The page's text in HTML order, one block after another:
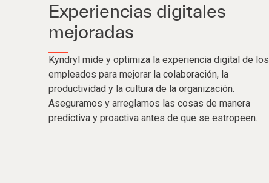
Experiencias digitales
mejoradas
Kyndryl mide y optimiza la experiencia digital de los
empleados para mejorar la colaboración, la
productividad y la cultura de la organización.
Aseguramos y arreglamos las cosas de manera
predictiva y proactiva antes de que se estropeen.